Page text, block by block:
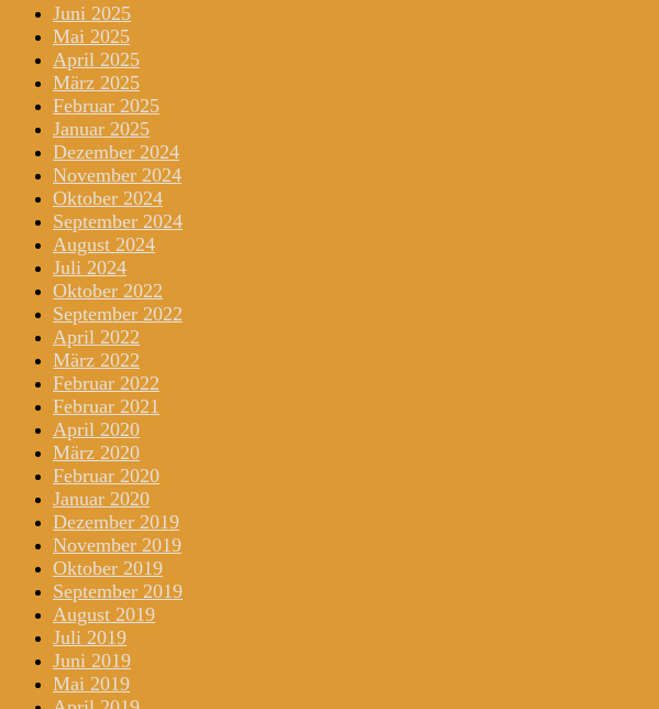
Juni 2025
Mai 2025
April 2025
März 2025
Februar 2025
Januar 2025
Dezember 2024
November 2024
Oktober 2024
September 2024
August 2024
Juli 2024
Oktober 2022
September 2022
April 2022
März 2022
Februar 2022
Februar 2021
April 2020
März 2020
Februar 2020
Januar 2020
Dezember 2019
November 2019
Oktober 2019
September 2019
August 2019
Juli 2019
Juni 2019
Mai 2019